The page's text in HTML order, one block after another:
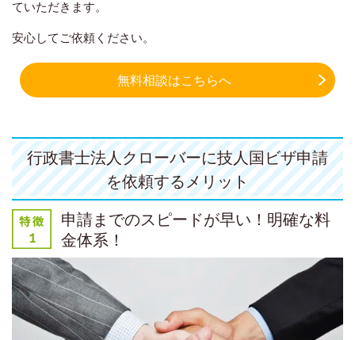
ていただきます。
安心してご依頼ください。
無料相談はこちらへ
行政書士法人クローバーに技人国ビザ申請
を依頼するメリット
申請までのスピードが早い！明確な料
金体系！